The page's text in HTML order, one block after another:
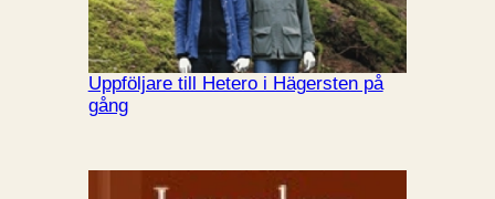
Uppföljare till Hetero i Hägersten på
gång